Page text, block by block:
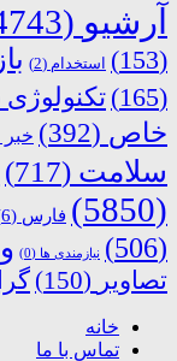
آرشیو (4743)
(153)
استخدام (2)
(165)
تکنولوژی
خاص (392)
سلامت (717)
(5850)
فارس (6)
(506)
نیازمندی ها (0)
تصاویر (150)
خانه
تماس با ما